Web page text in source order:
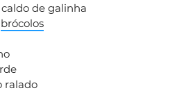
de galinha
brócolos
ralado